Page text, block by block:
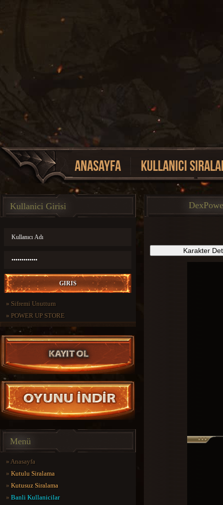
Anasayfa Kullanici
Kullanici Girisi
» Sifremi Unuttum
» POWER UP STORE
Menü
» Anasayfa
» Kutulu Siralama
» Kutusuz Siralama
» Banli Kullanicilar
Karakter